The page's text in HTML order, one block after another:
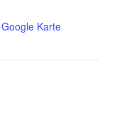
Google Karte